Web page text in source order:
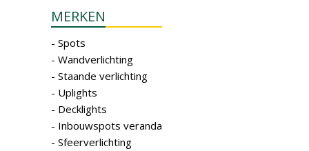
MERKEN
- Spots
- Wandverlichting
- Staande verlichting
- Uplights
- Decklights
- Inbouwspots veranda
- Sfeerverlichting